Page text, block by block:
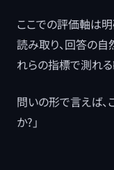
ここでの評価軸は
読み取り、回答の自
れらの指標で測れる
問いの形で言えば、
か?」